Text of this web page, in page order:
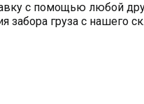
с помощью любой
забора груза с нашего